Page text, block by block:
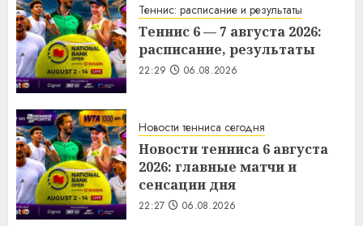
Теннис: расписание и результаты
Теннис 6 — 7 августа 2026:
расписание, результаты
22:29 06.08.2026
Новости тенниса сегодня
Новости тенниса 6 августа
2026: главные матчи и
сенсации дня
22:27 06.08.2026